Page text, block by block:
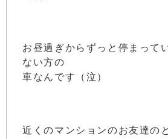
お昼過ぎからずっと停まって
ない方の
車なんです（泣）
近くのマンションのお友達の